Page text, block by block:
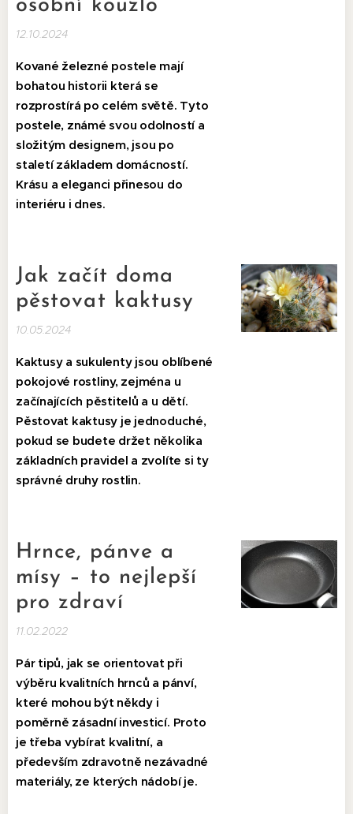
osobní kouzlo
12.10.2024
Kované železné postele mají
bohatou historii která se
rozprostírá po celém světě. Tyto
postele, známé svou odolností a
složitým designem, jsou po
staletí základem domácností.
Krásu a eleganci přinesou do
interiéru i dnes.
Jak začít doma
pěstovat kaktusy
10.05.2024
Kaktusy a sukulenty jsou oblíbené
pokojové rostliny, zejména u
začínajících pěstitelů a u dětí.
Pěstovat kaktusy je jednoduché,
pokud se budete držet několika
základních pravidel a zvolíte si ty
správné druhy rostlin.
Hrnce, pánve a
mísy – to nejlepší
pro zdraví
11.02.2022
Pár tipů, jak se orientovat při
výběru kvalitních hrnců a pánví,
které mohou být někdy i
poměrně zásadní investicí. Proto
je třeba vybírat kvalitní, a
především zdravotně nezávadné
materiály, ze kterých nádobí je.